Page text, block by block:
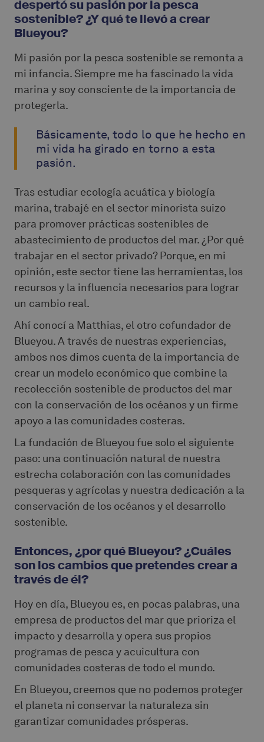
despertó su pasión por la pesca
sostenible? ¿Y qué te llevó a crear
Blueyou?
Mi pasión por la pesca sostenible se remonta a
mi infancia. Siempre me ha fascinado la vida
marina y soy consciente de la importancia de
protegerla.
Básicamente, todo lo que he hecho en
mi vida ha girado en torno a esta
pasión.
Tras estudiar ecología acuática y biología
marina, trabajé en el sector minorista suizo
para promover prácticas sostenibles de
abastecimiento de productos del mar. ¿Por qué
trabajar en el sector privado? Porque, en mi
opinión, este sector tiene las herramientas, los
recursos y la influencia necesarios para lograr
un cambio real.
Ahí conocí a Matthias, el otro cofundador de
Blueyou. A través de nuestras experiencias,
ambos nos dimos cuenta de la importancia de
crear un modelo económico que combine la
recolección sostenible de productos del mar
con la conservación de los océanos y un firme
apoyo a las comunidades costeras.
La fundación de Blueyou fue solo el siguiente
paso: una continuación natural de nuestra
estrecha colaboración con las comunidades
pesqueras y agrícolas y nuestra dedicación a la
conservación de los océanos y el desarrollo
sostenible.
Entonces, ¿por qué Blueyou? ¿Cuáles
son los cambios que pretendes crear a
través de él?
Hoy en día, Blueyou es, en pocas palabras, una
empresa de productos del mar que prioriza el
impacto y desarrolla y opera sus propios
programas de pesca y acuicultura con
comunidades costeras de todo el mundo.
En Blueyou, creemos que no podemos proteger
el planeta ni conservar la naturaleza sin
garantizar comunidades prósperas.